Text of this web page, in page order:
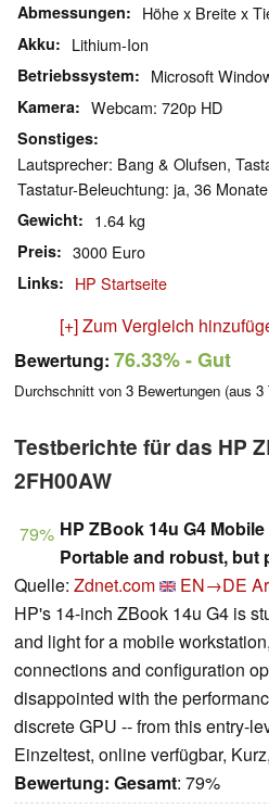
Abmessungen Höhe x Breite x
Akku Lithium-Ion
Betriebssystem Microsoft
Kamera Webcam: 720p HD
Sonstiges
Lautsprecher: Bang & Olufsen,
Tastatur-Beleuchtung: ja, 36
Gewicht 1.64 kg
Preis 3000 Euro
Links HP Startseite
[+] Zum Vergleich
Bewertung: 76.33%- Gut
Durchschnitt von 3 Bewertungen (aus 3
Testberichte für das HP
2FH00AW
79% HP ZBook 14u G4
Portable and robust,
Quelle: Zdnet.com EN→DE
HP's 14-inch ZBook 14u G4 is
and light for a mobile
connections and configuration
disappointed with the
discrete GPU -- from this entry-
Einzeltest, online verfügbar,
Bewertung: Gesamt: 79%